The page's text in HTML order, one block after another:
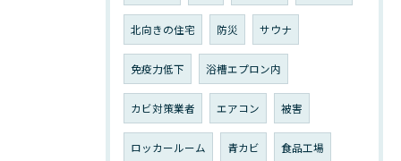
北向きの住宅 防災 サウナ
免疫力低下 浴槽エプロン内
カビ対策業者 エアコン 被害
ロッカールーム 青カビ 食品工場